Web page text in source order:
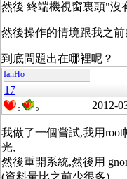
然後 終端機視窗裏頭"沒
然後操作的情境跟我之
到底問題出在哪裡呢？
IanHo
17
0 0 2012-
我做了一個嘗試,我用
光,
然後重開系統,然後用